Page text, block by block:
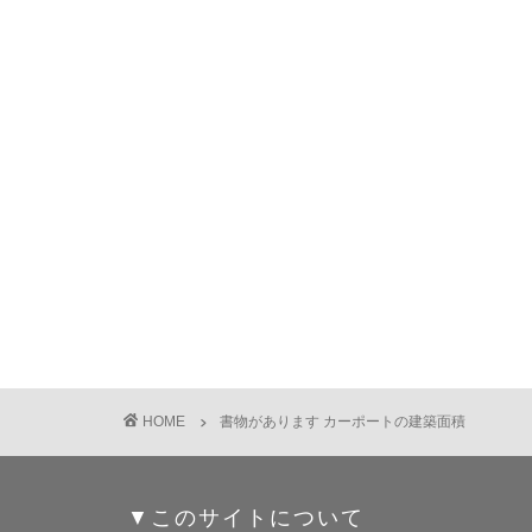
HOME 書物があります カーポートの建築面積
▼このサイトについて